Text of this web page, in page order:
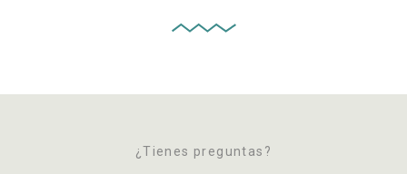
¿Tienes preguntas?